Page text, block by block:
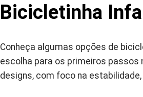
Bicicletinha
Conheça algumas opções de
escolha para os primeiros passos
designs, com foco na